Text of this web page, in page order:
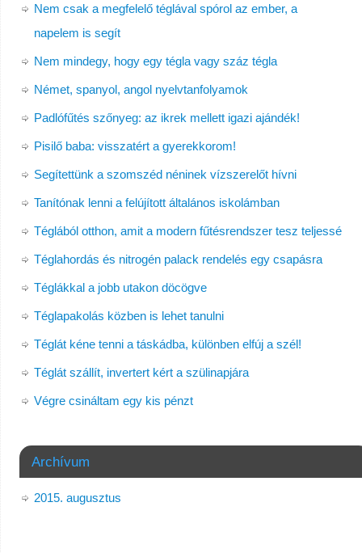
Nem csak a megfelelő téglával spórol az ember, a
napelem is segít
Nem mindegy, hogy egy tégla vagy száz tégla
Német, spanyol, angol nyelvtanfolyamok
Padlófűtés szőnyeg: az ikrek mellett igazi ajándék!
Pisilő baba: visszatért a gyerekkorom!
Segítettünk a szomszéd néninek vízszerelőt hívni
Tanítónak lenni a felújított általános iskolámban
Téglából otthon, amit a modern fűtésrendszer tesz teljessé
Téglahordás és nitrogén palack rendelés egy csapásra
Téglákkal a jobb utakon döcögve
Téglapakolás közben is lehet tanulni
Téglát kéne tenni a táskádba, különben elfúj a szél!
Téglát szállít, invertert kért a szülinapjára
Végre csináltam egy kis pénzt
Archívum
2015. augusztus